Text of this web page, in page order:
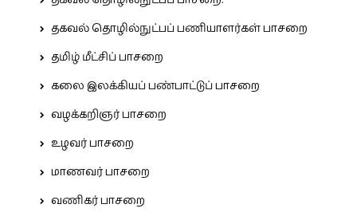
தகவல் தொழில்நுட்பப் பணியாளர்கள் பாசறை
தமிழ் மீட்சிப் பாசறை
கலை இலக்கியப் பண்பாட்டுப் பாசறை
வழக்கறிஞர் பாசறை
உழவர் பாசறை
மாணவர் பாசறை
வணிகர் பாசறை